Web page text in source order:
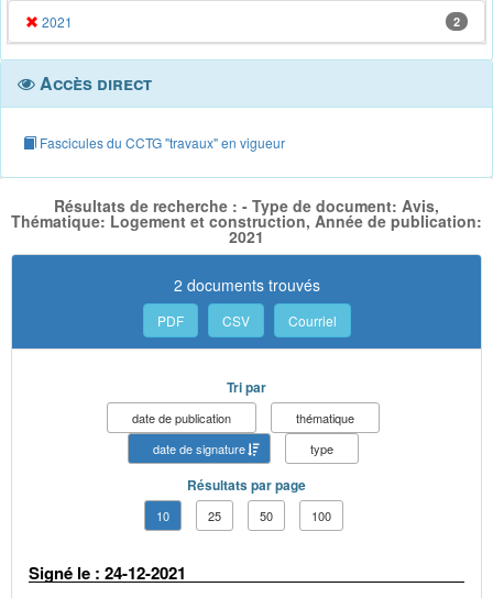
2021 2
Accès direct
Fascicules du CCTG "travaux" en vigueur
Résultats de recherche : - Type de document: Avis,
Thématique: Logement et construction, Année de publication:
2021
2 documents trouvés
PDF CSV Courriel
Tri par
date de publication
thématique
date de signature
type
Résultats par page
10 25 50 100
Signé le : 24-12-2021